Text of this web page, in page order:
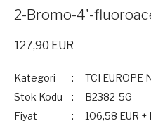
2-Bromo-4'-
127,90 EUR
Kategori
TCI EUROPE
Stok Kodu
B2382-5G
Fiyat
106,58 EUR +